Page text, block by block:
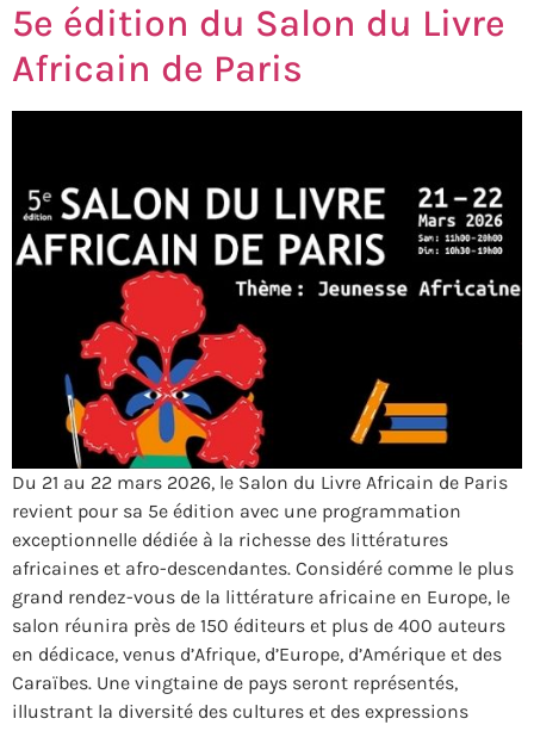
5e édition du Salon du Livre
Africain de Paris
Du 21 au 22 mars 2026, le Salon du Livre Africain de Paris
revient pour sa 5e édition avec une programmation
exceptionnelle dédiée à la richesse des littératures
africaines et afro-descendantes. Considéré comme le plus
grand rendez-vous de la littérature africaine en Europe, le
salon réunira près de 150 éditeurs et plus de 400 auteurs
en dédicace, venus d’Afrique, d’Europe, d’Amérique et des
Caraïbes. Une vingtaine de pays seront représentés,
illustrant la diversité des cultures et des expressions